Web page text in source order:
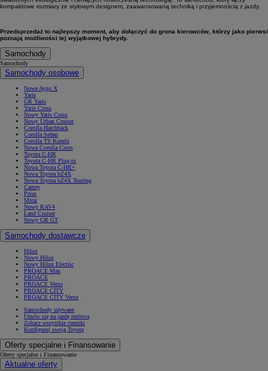
kompaktowe rozmiary ze stylowym designem, zaawansowaną techniką i przyjemnością z jazdy.
Przedsprzedaż to najlepszy moment, aby dołączyć do grona kierowców, którzy jako pierwsi
poznają możliwości tej wyjątkowej hybrydy.
Samochody
Samochody
Samochody osobowe
Nowe Aygo X
Yaris
GR Yaris
Yaris Cross
Nowy Yaris Cross
Nowy Urban Cruiser
Corolla Hatchback
Corolla Sedan
Corolla TS Kombi
Nowa Corolla Cross
Toyota C-HR
Toyota C-HR Plug-in
Nowa Toyota C-HR+
Nowa Toyota bZ4X
Nowa Toyota bZ4X Touring
Camry
Prius
Mirai
Nowy RAV4
Land Cruiser
Nowy GR GT
Samochody dostawcze
Hilux
Nowy Hilux
Nowy Hilux Electric
PROACE Max
PROACE
PROACE Verso
PROACE CITY
PROACE CITY Verso
Samochody używane
Umów się na jazdę testową
Zobacz wszystkie cenniki
Konfiguruj swoją Toyotę
Oferty specjalne i Finansowanie
Oferty specjalne i Finansowanie
Aktualne oferty